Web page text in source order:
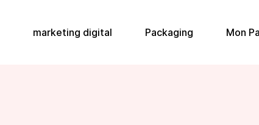
marketing digital Packaging Mon